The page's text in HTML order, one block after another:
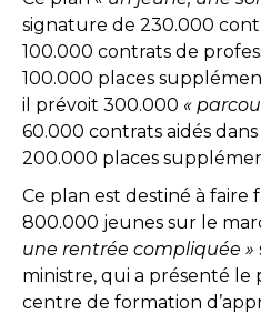
signature de 230.000
100.000 contrats de
100.000 places
il prévoit 300.000 «
60.000 contrats aidés
200.000 places
Ce plan est destiné à faire
800.000 jeunes sur le
une rentrée compliquée »
ministre, qui a présenté le
centre de formation